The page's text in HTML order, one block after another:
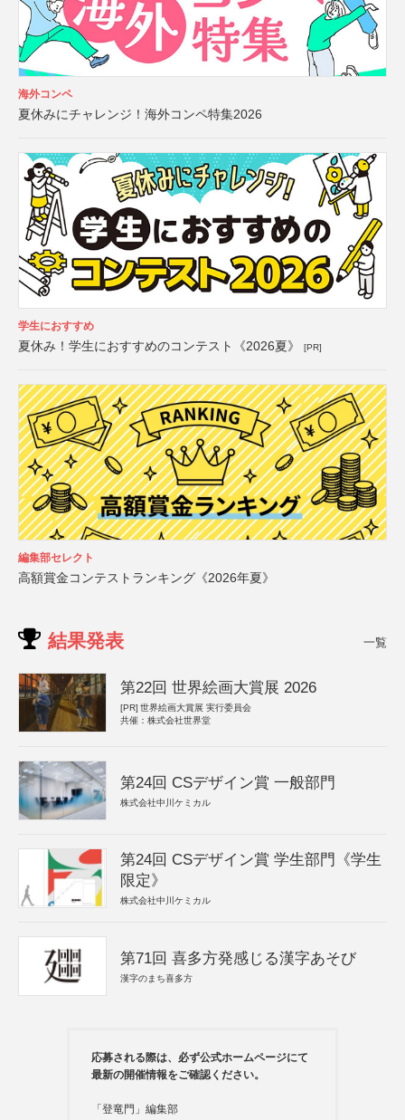
海外コンペ
夏休みにチャレンジ！海外コンペ特集2026
学生におすすめ
夏休み！学生におすすめのコンテスト《2026夏》 [PR]
編集部セレクト
高額賞金コンテストランキング《2026年夏》
結果発表 一覧
第22回 世界絵画大賞展 2026
[PR] 世界絵画大賞展 実行委員会
共催：株式会社世界堂
第24回 CSデザイン賞 一般部門
株式会社中川ケミカル
第24回 CSデザイン賞 学生部門《学生
限定》
株式会社中川ケミカル
第71回 喜多方発感じる漢字あそび
漢字のまち喜多方
応募される際は、必ず公式ホームページにて
最新の開催情報をご確認ください。
「登竜門」編集部